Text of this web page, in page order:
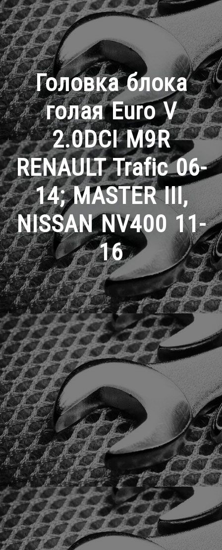
Головка блока
голая Euro V
2.0DCI M9R
RENAULT Trafic 06-
14; MASTER III,
NISSAN NV400 11-
16